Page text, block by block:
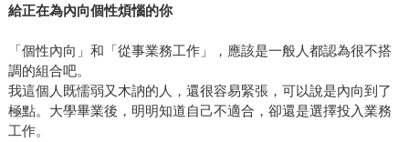
給正在為內向個性煩惱的你
「個性內向」和「從事業務工作」，應該是一般人都認為很不搭
調的組合吧。
我這個人既懦弱又木訥的人，還很容易緊張，可以說是內向到了
極點。大學畢業後，明明知道自己不適合，卻還是選擇投入業務
工作。